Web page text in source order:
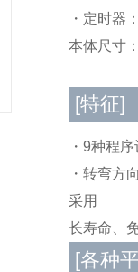
・定时器
本体尺寸
[特征]
・9种程
・转弯方
采用
长寿命、
[各种